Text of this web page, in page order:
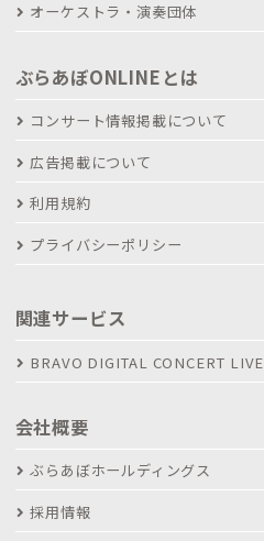
オーケストラ・演奏団体
ぶらあぼONLINEとは
コンサート情報掲載について
広告掲載について
利用規約
プライバシーポリシー
関連サービス
BRAVO DIGITAL CONCERT LIVE
会社概要
ぶらあぼホールディングス
採用情報